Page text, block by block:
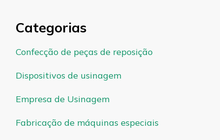
Categorias
Confecção de peças de reposição
Dispositivos de usinagem
Empresa de Usinagem
Fabricação de máquinas especiais